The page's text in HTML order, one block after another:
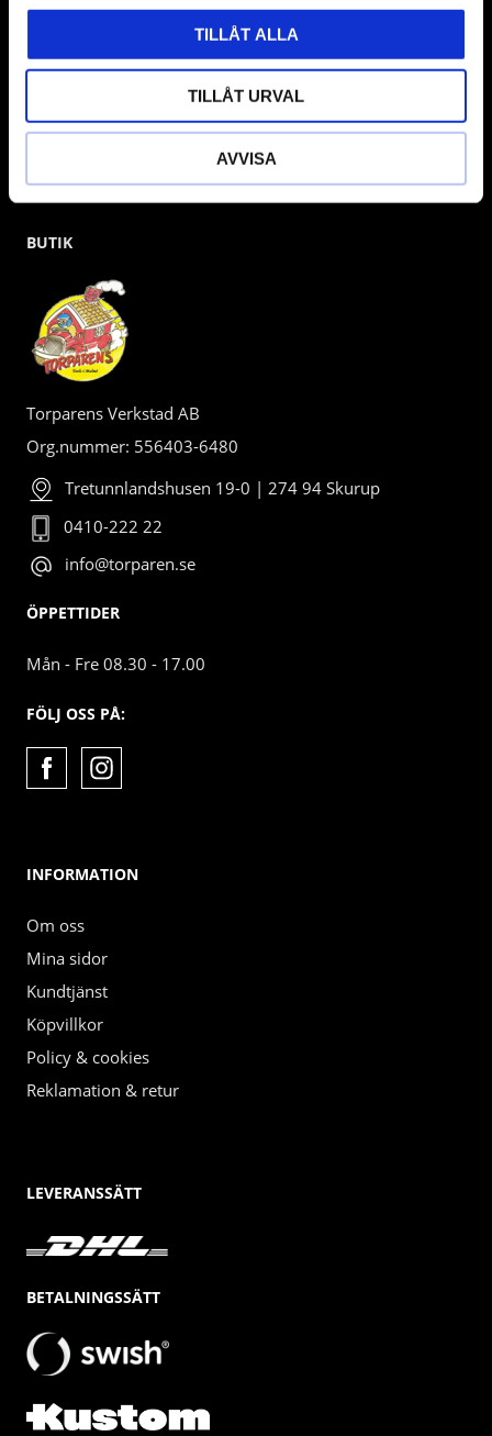
TILLÅT ALLA
TILLÅT URVAL
AVVISA
BUTIK
Torparens Verkstad AB
Org.nummer: 556403-6480
Tretunnlandshusen 19-0 | 274 94 Skurup
0410-222 22
info@torparen.se
ÖPPETTIDER
Mån - Fre 08.30 - 17.00
FÖLJ OSS PÅ:
INFORMATION
Om oss
Mina sidor
Kundtjänst
Köpvillkor
Policy & cookies
Reklamation & retur
LEVERANSSÄTT
BETALNINGSSÄTT